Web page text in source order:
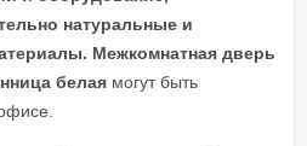
натуральные и
Межкомнатная дверь
белая могут быть